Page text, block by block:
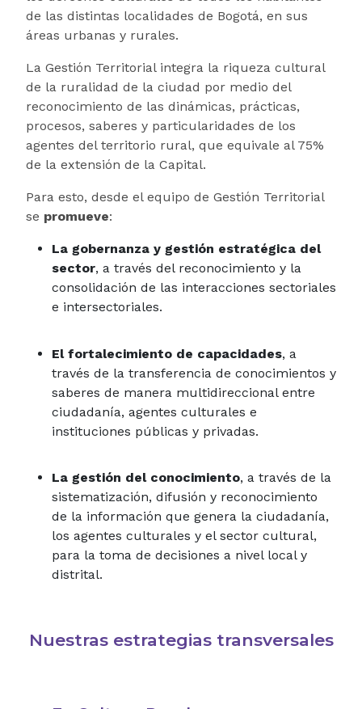
de las distintas localidades de Bogotá, en sus
áreas urbanas y rurales.
La Gestión Territorial integra la riqueza cultural
de la ruralidad de la ciudad por medio del
reconocimiento de las dinámicas, prácticas,
procesos, saberes y particularidades de los
agentes del territorio rural, que equivale al 75%
de la extensión de la Capital.
Para esto, desde el equipo de Gestión Territorial
se promueve:
La gobernanza y gestión estratégica del
sector, a través del reconocimiento y la
consolidación de las interacciones sectoriales
e intersectoriales.
El fortalecimiento de capacidades, a
través de la transferencia de conocimientos y
saberes de manera multidireccional entre
ciudadanía, agentes culturales e
instituciones públicas y privadas.
La gestión del conocimiento, a través de la
sistematización, difusión y reconocimiento
de la información que genera la ciudadanía,
los agentes culturales y el sector cultural,
para la toma de decisiones a nivel local y
distrital.
Nuestras estrategias transversales